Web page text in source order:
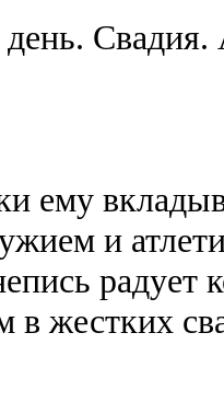
день.
ему
и
радует
в жестких